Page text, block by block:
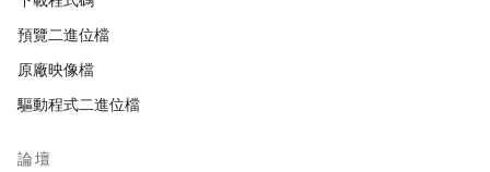
預覽二進位檔
原廠映像檔
驅動程式二進位檔
論壇